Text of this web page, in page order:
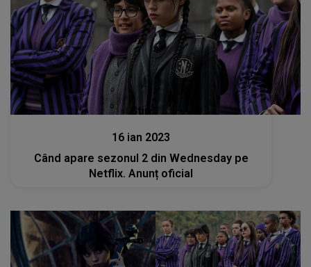
Stiri
16 ian 2023
Când apare sezonul 2 din Wednesday pe
Netflix. Anunț oficial